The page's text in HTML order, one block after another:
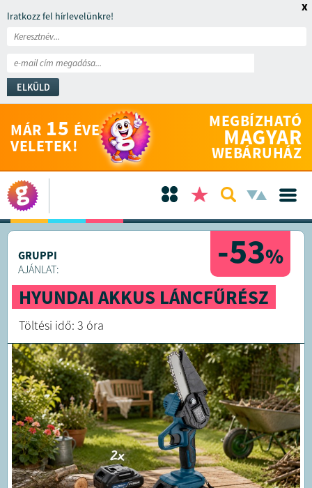
Iratkozz fel hírlevelünkre!
ELKÜLD
x
MÁR 15 ÉVE
VELETEK!
MEGBÍZHATÓ
MAGYAR
WEBÁRUHÁZ
-53%
GRUPPI
AJÁNLAT:
HYUNDAI AKKUS LÁNCFŰRÉSZ
Töltési idő: 3 óra